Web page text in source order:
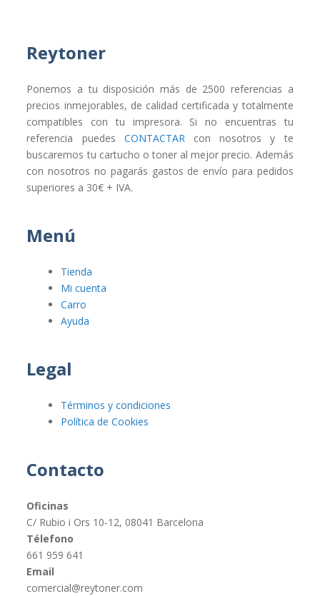
Reytoner
Ponemos a tu disposición más de 2500 referencias a
precios inmejorables, de calidad certificada y totalmente
compatibles con tu impresora. Si no encuentras tu
referencia puedes CONTACTARcon nosotros y te
buscaremos tu cartucho o toner al mejor precio. Además
con nosotros no pagarás gastos de envío para pedidos
superiores a 30€ + IVA.
Menú
Tienda
Mi cuenta
Carro
Ayuda
Legal
Términos y condiciones
Política de Cookies
Contacto
Oficinas
C/ Rubio i Ors 10-12, 08041 Barcelona
Télefono
661 959 641
Email
comercial@reytoner.com